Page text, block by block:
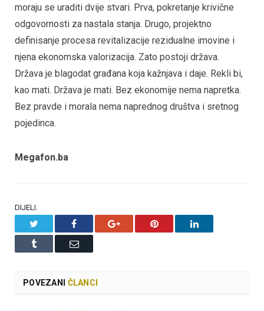
moraju se uraditi dvije stvari. Prva, pokretanje krivične
odgovornosti za nastala stanja. Drugo, projektno
definisanje procesa revitalizacije rezidualne imovine i
njena ekonomska valorizacija. Zato postoji država.
Država je blagodat građana koja kažnjava i daje. Rekli bi,
kao mati. Država je mati. Bez ekonomije nema napretka.
Bez pravde i morala nema naprednog društva i sretnog
pojedinca.
Megafon.ba
DIJELI.
Facebook Google+ Pinterest LinkedIn
Tumblr Email
POVEZANI ČLANCI